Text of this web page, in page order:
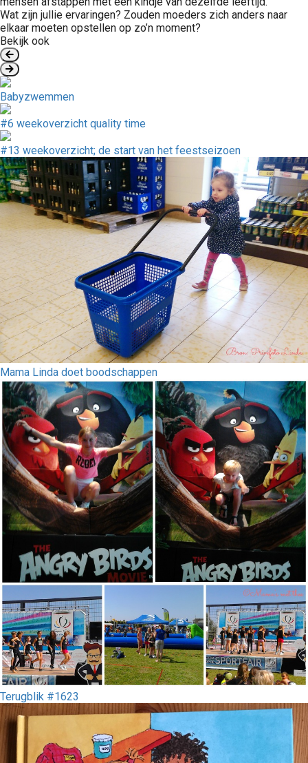
Wat zijn jullie ervaringen? Zouden moeders zich anders naar
elkaar moeten opstellen op zo’n moment?
Bekijk ook
Babyzwemmen
#6 weekoverzicht quality time
#13 weekoverzicht; de start van het feestseizoen
Mama Linda doet boodschappen
Terugblik #1623